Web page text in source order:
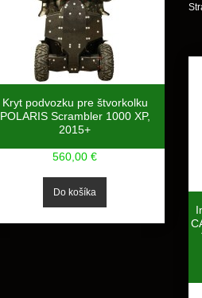
Kryt podvozku pre štvorkolku
POLARIS Scrambler 1000 XP,
2015+
560,00 €